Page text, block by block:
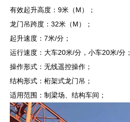
有效起升高度：9米（M）；
龙门吊跨度：32米（M）；
起升速度：7米/分；
运行速度：大车20米/分，小车20米/分；
操作形式：无线遥控操作；
结构形式：桁架式龙门吊；
适用范围：制梁场、结构车间；